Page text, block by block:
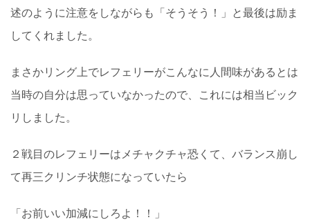
述のように注意をしながらも「そうそう！」と最後は励ま
してくれました。
まさかリング上でレフェリーがこんなに人間味があるとは
当時の自分は思っていなかったので、これには相当ビック
リしました。
２戦目のレフェリーはメチャクチャ恐くて、バランス崩し
て再三クリンチ状態になっていたら
「お前いい加減にしろよ！！」